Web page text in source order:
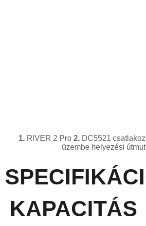
1. RIVER 2 Pro 2. DC5521
üzembe helyezési
KAPACITÁS